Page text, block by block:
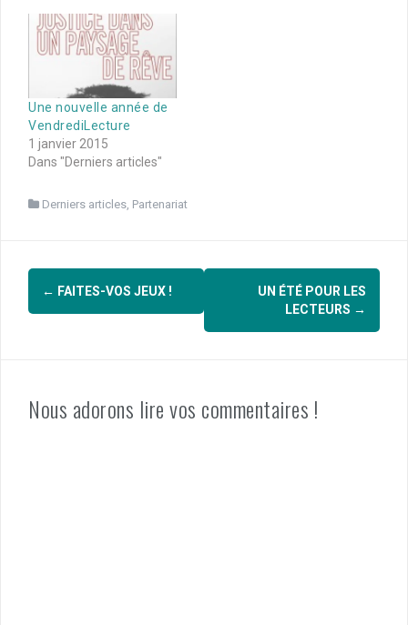
Une nouvelle année de
VendrediLecture
1 janvier 2015
Dans "Derniers articles"
Derniers articles Partenariat
Navigation
d'article
← FAITES-VOS JEUX !
UN ÉTÉ POUR LES
LECTEURS →
Nous adorons lire vos commentaires !